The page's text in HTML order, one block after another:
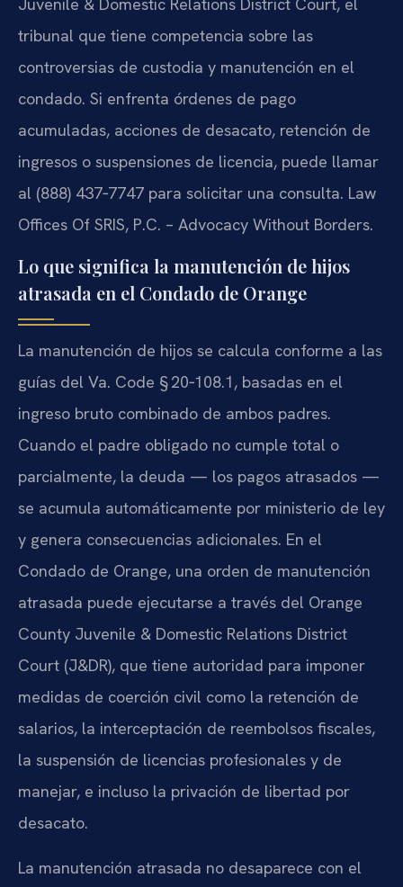
tribunal que tiene competencia sobre las
controversias de custodia y manutención en el
condado. Si enfrenta órdenes de pago
acumuladas, acciones de desacato, retención de
ingresos o suspensiones de licencia, puede llamar
al (888) 437‑7747 para solicitar una consulta. Law
Offices Of SRIS, P.C. – Advocacy Without Borders.
Lo que significa la manutención de hijos
atrasada en el Condado de Orange
La manutención de hijos se calcula conforme a las
guías del Va. Code § 20‑108.1, basadas en el
ingreso bruto combinado de ambos padres.
Cuando el padre obligado no cumple total o
parcialmente, la deuda — los pagos atrasados —
se acumula automáticamente por ministerio de ley
y genera consecuencias adicionales. En el
Condado de Orange, una orden de manutención
atrasada puede ejecutarse a través del Orange
County Juvenile & Domestic Relations District
Court (J&DR), que tiene autoridad para imponer
medidas de coerción civil como la retención de
salarios, la interceptación de reembolsos fiscales,
la suspensión de licencias profesionales y de
manejar, e incluso la privación de libertad por
desacato.
La manutención atrasada no desaparece con el